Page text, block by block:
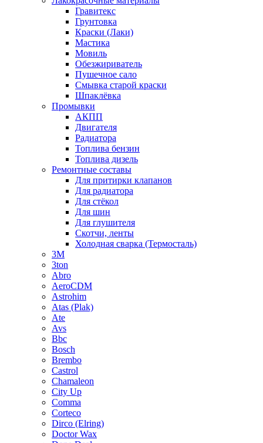
Гравитекс
Грунтовка
Краски (Лаки)
Мастика
Мовиль
Обезжириватель
Пушечное сало
Смывка старой краски
Шпаклёвка
Промывки
АКПП
Двигателя
Радиатора
Топлива бензин
Топлива дизель
Ремонтные составы
Для притирки клапанов
Для радиатора
Для стёкол
Для шин
Для глушителя
Скотчи, ленты
Холодная сварка (Термосталь)
3M
3ton
Abro
AeroCDM
Astrohim
Atas (Plak)
Ate
Avs
Bbc
Bosch
Brembo
Castrol
Chamaleon
City Up
Comma
Corteco
Dirco (Elring)
Doctor Wax